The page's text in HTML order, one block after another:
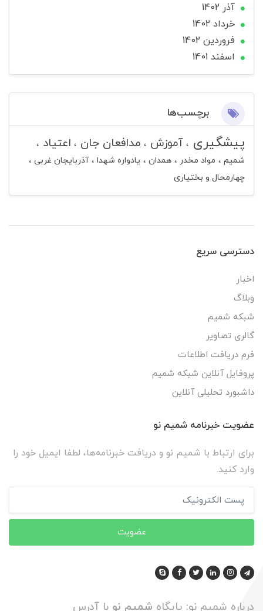
آذر 1402
خرداد 1402
فروردین 1402
اسفند 1401
برچسب‌ها
پیشگیری آموزش مدافعان جان اعتیاد
شمیم مواد مخدر همدان یادواره شهدا
آذربایجان غربی
چهارمحال و بختیاری
دسترسی سریع
اخبار
وبلاگ
شبکه شمیم
گالری تصاویر
فرم دریافت اطلاعات
پروفایل آنلاین شبکه شمیم
داشبورد تحلیلی آنلاین
عضویت خبرنامه شمیم نو
برای ارتباط با شمیم نو و دریافت خبرنامه‌ها، لطفا ایمیل خود را
وارد کنید.
عضویت
درباره شمیم نو: پایگاه شمیم نو با آدرس